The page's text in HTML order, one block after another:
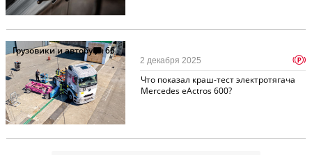
Грузовики и автобусы66
Что показал краш-тест электротягача
Mercedes eActros 600?
2 декабря 2025 p